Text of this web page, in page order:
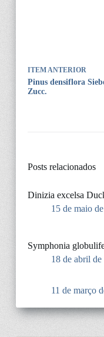
ITEM ANTERIOR
Pinus densiflora
Zucc.
Posts relacionados
Dinizia excelsa
15 de maio
Symphonia
18 de abril de
11 de março